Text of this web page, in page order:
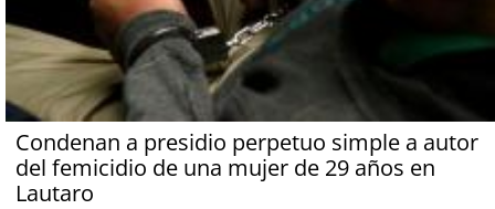
Condenan a presidio perpetuo simple a autor
del femicidio de una mujer de 29 años en
Lautaro